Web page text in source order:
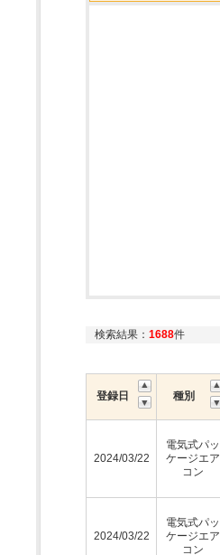
検索結果： 1688件
登録日 種別
2024/03/22
電気式パッ
ケージエア
コン
2024/03/22
電気式パッ
ケージエア
コン